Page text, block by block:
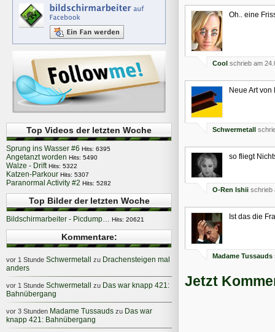
Oh.. eine
Cool schrieb am
Neue Art von
Schwermetall
so fliegt
O-Ren Ishii schrieb
Ist das die
Madame Tussauds
Jetzt
Top Videos der letzten Woche
Sprung ins Wasser #6 Hits: 6395
Angetanzt worden Hits: 5490
Walze - Drift Hits: 5322
Katzen-Parkour Hits: 5307
Paranormal Activity #2 Hits: 5282
Top Bilder der letzten Woche
Bildschirmarbeiter - Picdump… Hits: 20621
Kommentare:
vor 1 Stunde Schwermetall zu Drachensteigen mal
anders
vor 1 Stunde Schwermetall zu Das war knapp 421:
Bahnübergang
vor 3 Stunden Madame Tussauds zu Das war
knapp 421: Bahnübergang